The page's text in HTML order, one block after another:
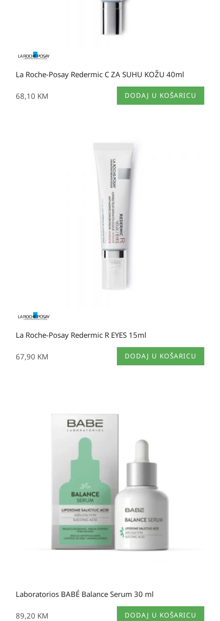
La Roche-Posay Redermic C ZA SUHU KOŽU 40ml
68,10 KM DODAJ U KOŠARICU
La Roche-Posay Redermic R EYES 15ml
67,90 KM DODAJ U KOŠARICU
Laboratorios BABÉ Balance Serum 30 ml
89,20 KM DODAJ U KOŠARICU